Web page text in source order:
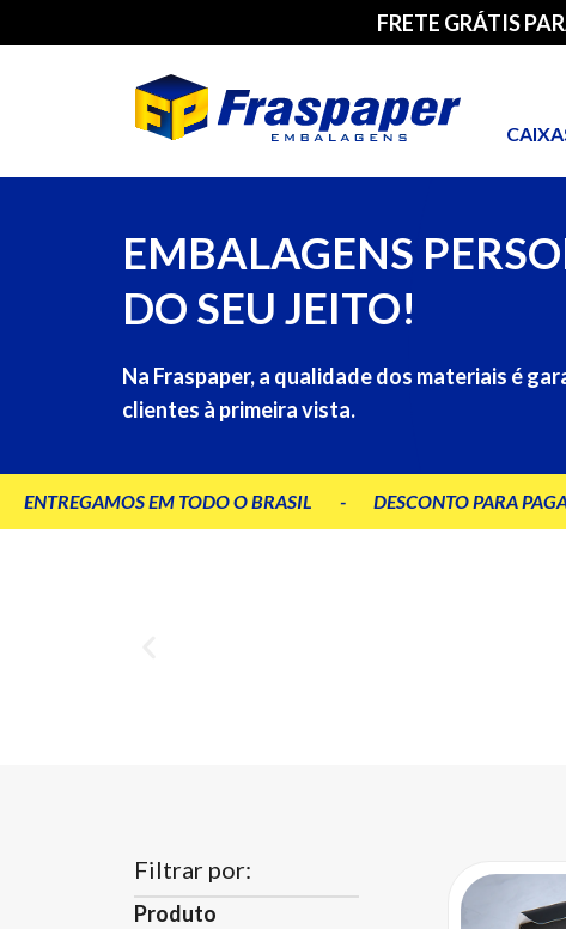
FRETE GRÁTIS
EMBALAGENS
DO SEU JEITO!
Na Fraspaper, a qualidade dos materiais é
clientes à primeira vista.
ENTREGAMOS EM TODO O BRASIL - DESCONTO PARA
Filtrar por:
Produto